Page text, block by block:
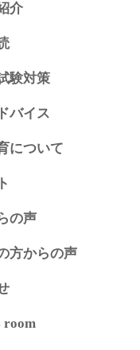
介
験対策
バイス
について
の声
方からの声
room